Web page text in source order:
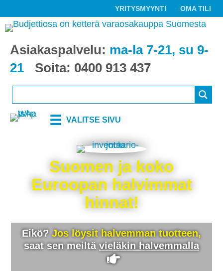
YRITYSMYYNTI OMA TILI
Asiakaspalvelu: ma-la 7-21, su 9-
21
Soita: 0400 913 437
VALITSE SIVU
Suomen ja koko
Euroopan halvimmat
hinnat!
Eikö? Jos löysit halvemman tuotteen,
saat sen meiltävieläkin halvemmalla